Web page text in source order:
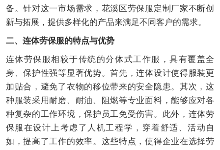
备。针对这一市场需求，花溪区劳保服定制厂家不断创
新与拓展，提供多样化的产品来满足不同客户的需求。
二、连体劳保服的特点与优势
连体劳保服相较于传统的分体式工作服，具有覆盖全
身、保护性强等显著优势。首先，连体设计使得服装更
加贴合，避免了衣物的移位带来的安全隐患。其次，这
种服装采用耐磨、耐油、阻燃等专业面料，能够应对各
种复杂的工作环境，保护员工免受伤害。此外，连体劳
保服在设计上考虑了人机工程学，穿着舒适、活动自
如，提高了工作的效率。这些特点，使得企业在选择劳